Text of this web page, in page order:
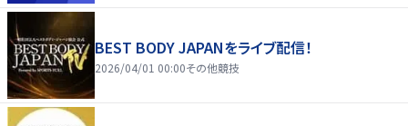
BEST BODY JAPANをライブ配信！
2026/04/01 00:00その他競技